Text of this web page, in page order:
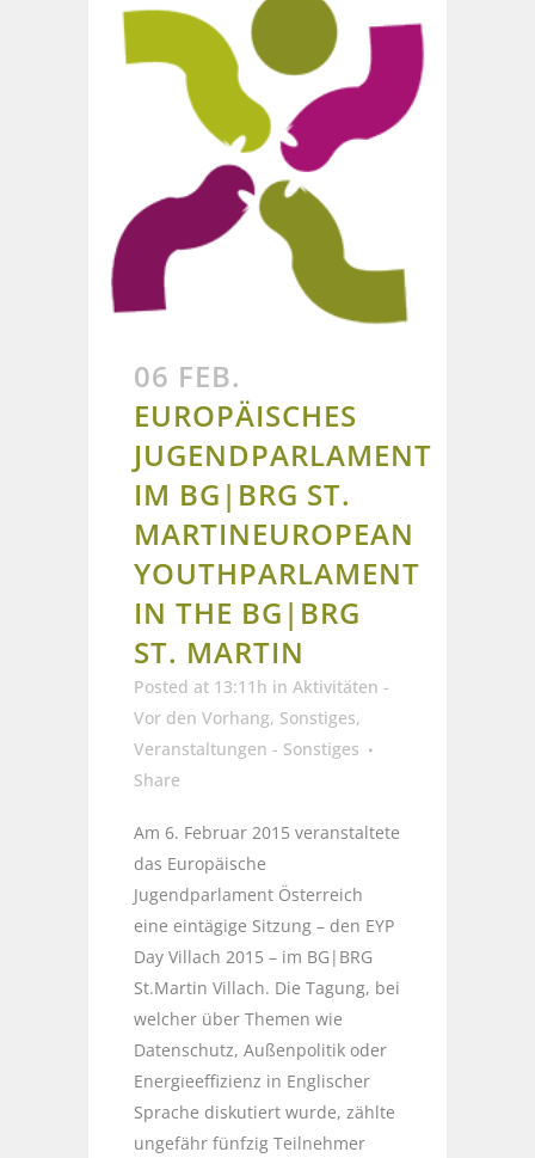
06 FEB.
EUROPÄISCHES
JUGENDPARLAMENT
IM BG|BRG ST.
MARTINEUROPEAN
YOUTHPARLAMENT
IN THE BG|BRG
ST. MARTIN
Posted at 13:11h in Aktivitäten -
Vor den Vorhang, Sonstiges,
Veranstaltungen - Sonstiges
Share
Am 6. Februar 2015 veranstaltete
das Europäische
Jugendparlament Österreich
eine eintägige Sitzung – den EYP
Day Villach 2015 – im BG|BRG
St.Martin Villach. Die Tagung, bei
welcher über Themen wie
Datenschutz, Außenpolitik oder
Energieeffizienz in Englischer
Sprache diskutiert wurde, zählte
ungefähr fünfzig Teilnehmer